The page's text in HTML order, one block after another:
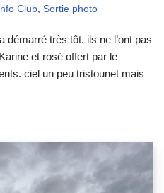
Info Club, Sortie photo
démarré très tôt. ils ne l’ont pas
et rosé offert par le
ciel un peu tristounet mais